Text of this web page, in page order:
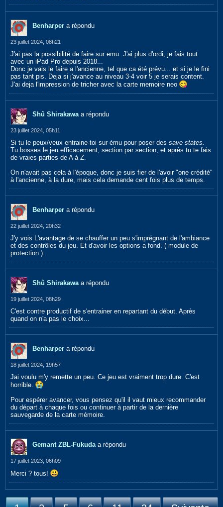
Benharper a répondu
23 juillet 2024, 08h21
J'ai pas la possibilité de faire sur emu. J'ai plus d'ordi, je fais tout
avec un iPad Pro depuis 2018...
Donc je vais le faire a l'ancienne, tel que ca été prévu... et si je le fini
pas tant pis. Deja si j'avance au niveau 3-4 voir 5 je serais content.
J'ai deja l'impression de tricher avec la carte memoire neo
Shû Shirakawa a répondu
23 juillet 2024, 05h11
Si tu le peux/veux entraine-toi sur ému pour poser des save states.
Tu bosses le jeu efficacement, section par section, et après tu te fais
de vraies parties de A à Z.
On n'avait pas cela à l'époque, donc je suis fier de l'avoir "one crédité"
à l'ancienne, à la dure, mais cela demande cent fois plus de temps.
Benharper a répondu
22 juillet 2024, 20h32
J'y vois L'avantage de se chauffer un peu s'imprégnant de l'ambiance
et des contrôles du jeu. Et d'avoir les options a fond. ( module de
protection ).
Shû Shirakawa a répondu
19 juillet 2024, 08h29
C'est contre productif de s'entrainer en repartant du début. Après
quand on n'a pas le choix...
Benharper a répondu
18 juillet 2024, 19h57
Jai voulu m'y remette un peu. Ce jeu est vraiment trop dure. C'est
horrible.
Pour espérer avancer, vous pensez qu'il il vaut mieux recommander
du départ à chaque fois ou continuer à partir de la dernière
sauvegarde de la carte mémoire.
Gemant ZBL-Fukuda a répondu
17 juillet 2023, 06h09
Merci ? tous!​